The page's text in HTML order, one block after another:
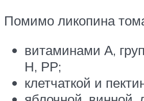
Помимо ликопина
витаминами А,
Н, РР;
клетчаткой и